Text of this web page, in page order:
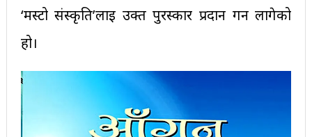
‘मस्टो संस्कृति’लाई उक्त पुरस्कार प्रदान गर्न लागेको
हो।